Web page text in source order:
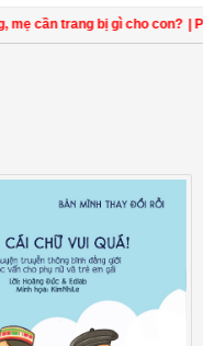
cần trang bị gì cho con? |
Thay Đổi Rồi: Học
Chữ Vui Quá!